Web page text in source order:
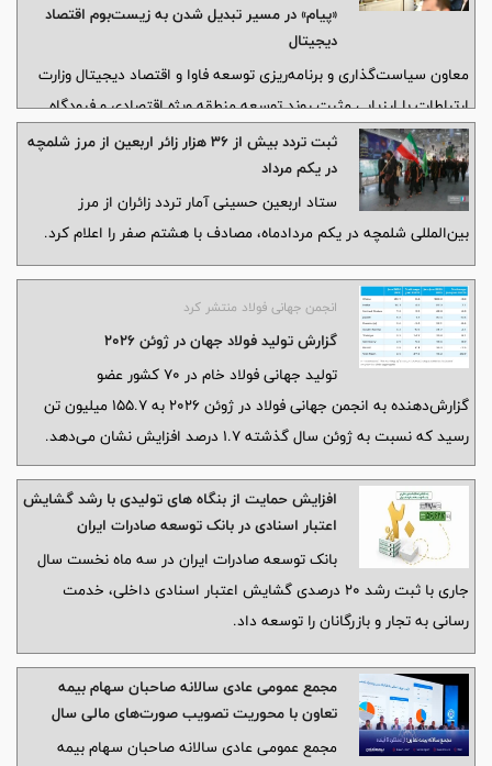
«پیام» در مسیر تبدیل شدن به زیست‌بوم اقتصاد
دیجیتال
معاون سیاست‌گذاری و برنامه‌ریزی توسعه فاوا و اقتصاد دیجیتال وزارت
ارتباطات با ارزیابی مثبت روند توسعه منطقه ویژه اقتصادی و فرودگاه
بین‌المللی پیام، این مجموعه را در مسیر شکل‌دهی به زیست‌بوم اقتصاد
دیجیتال کشور دانست و بر تداوم حمایت وزارت ارتباطات از برنامه‌های
توسعه‌ای آن تأکید کرد.
ثبت تردد بیش از ۳۶ هزار زائر اربعین از مرز شلمچه
در یکم مرداد
ستاد اربعین حسینی آمار تردد زائران از مرز
بین‌المللی شلمچه در یکم مردادماه، مصادف با هشتم صفر را اعلام کرد.
انجمن جهانی فولاد منتشر کرد
گزارش تولید فولاد جهان در ژوئن ۲۰۲۶
تولید جهانی فولاد خام در ۷۰ کشور عضو
گزارش‌دهنده به انجمن جهانی فولاد در ژوئن ۲۰۲۶ به ۱۵۵.۷ میلیون تن
رسید که نسبت به ژوئن سال گذشته ۱.۷ درصد افزایش نشان می‌دهد.
افزایش حمایت از بنگاه های تولیدی با رشد گشایش
اعتبار اسنادی در بانک توسعه صادرات ایران
بانک توسعه صادرات ایران در سه ماه نخست سال
جاری با ثبت رشد 20 درصدی گشایش اعتبار اسنادی داخلی، خدمت
رسانی به تجار و بازرگانان را توسعه داد.
مجمع عمومی عادی سالانه صاحبان سهام بیمه
تعاون با محوریت تصویب صورت‌های مالی سال
۱۴۰۴ برگزار شد
مجمع عمومی عادی سالانه صاحبان سهام بیمه